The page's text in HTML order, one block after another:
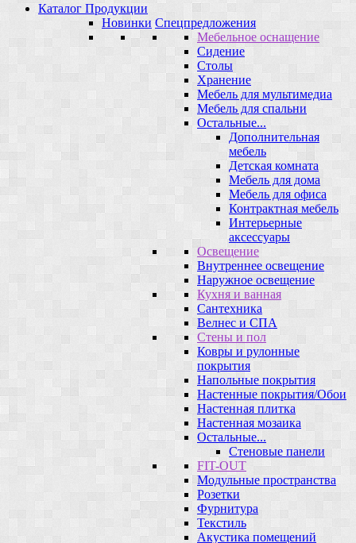
Каталог Продукции
Новинки Спецпредложения
Мебельное оснащение
Сидение
Столы
Хранение
Мебель для мультимедиа
Мебель для спальни
Остальные...
Дополнительная
мебель
Детская комната
Мебель для дома
Мебель для офиса
Контрактная мебель
Интерьерные
аксессуары
Освещение
Внутреннее освещение
Наружное освещение
Кухня и ванная
Сантехника
Велнес и СПА
Стены и пол
Ковры и рулонные
покрытия
Напольные покрытия
Настенные покрытия/Обои
Настенная плитка
Настенная мозаика
Остальные...
Стеновые панели
FIT-OUT
Модульные пространства
Розетки
Фурнитура
Текстиль
Акустика помещений